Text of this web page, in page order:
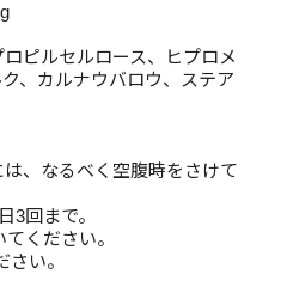
ピルセルロース、ヒプロメ
、カルナウバロウ、ステア
、なるべく空腹時をさけて
3回まで。
ください。
い。